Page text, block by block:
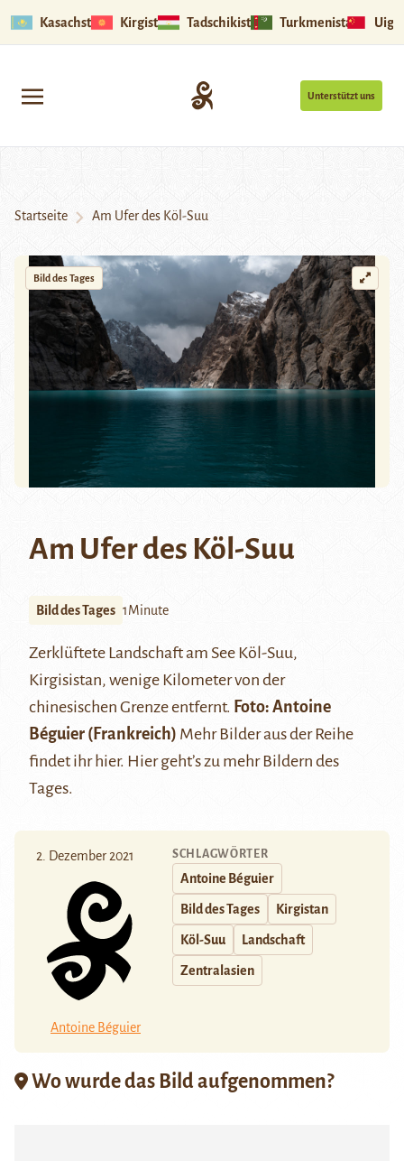
Kasachstan Kirgistan Tadschikistan Turkmenistan
Unterstützt uns
Startseite Am Ufer des Köl-Suu
Bild des Tages
Am Ufer des Köl-Suu
Bild des Tages 1Minute
Zerklüftete Landschaft am See Köl-Suu,
Kirgisistan, wenige Kilometer von der
chinesischen Grenze entfernt. Foto: Antoine
Béguier (Frankreich) Mehr Bilder aus der Reihe
findet ihrhier. Hiergeht’s zu mehr Bildern des
Tages.
2. Dezember 2021
Antoine Béguier
SCHLAGWÖRTER
Antoine Béguier
Bild des Tages Kirgistan
Köl-Suu Landschaft
Zentralasien
Wo wurde das Bild aufgenommen?